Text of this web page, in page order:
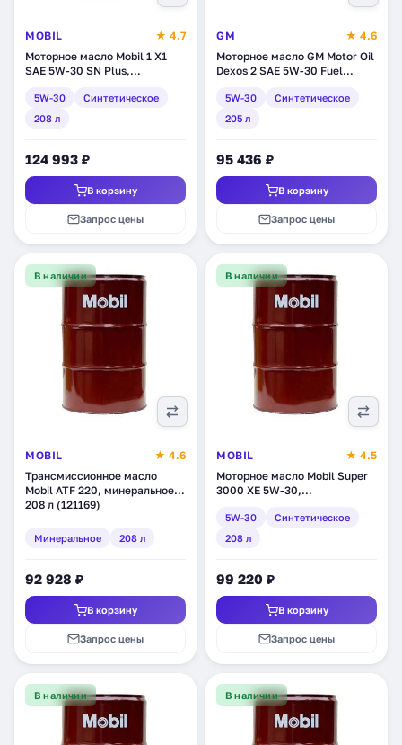
MOBIL
★ 4.7
Моторное масло Mobil 1 X1
SAE 5W-30 SN Plus,
(155049)
5W-30
Синтетическое
208 л
124 993 ₽
В корзину
Запрос цены
GM
★ 4.6
Моторное масло GM Motor Oil
Dexos 2 SAE 5W-30 Fuel
синтетическое, 205 л
(1942006)
5W-30
Синтетическое
205 л
95 436 ₽
В корзину
Запрос цены
В наличии
MOBIL
★ 4.6
Трансмиссионное масло
Mobil ATF 220, минеральное,
208 л (121169)
Минеральное 208 л
92 928 ₽
В корзину
Запрос цены
В наличии
MOBIL
★ 4.5
Моторное масло Mobil Super
3000 XE 5W-30,
(150712)
5W-30
Синтетическое
208 л
99 220 ₽
В корзину
Запрос цены
В наличии В наличии